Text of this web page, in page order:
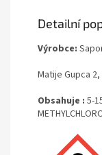
Detailní
Výrobce:
Matije Gupca
Obsahuje : 5-